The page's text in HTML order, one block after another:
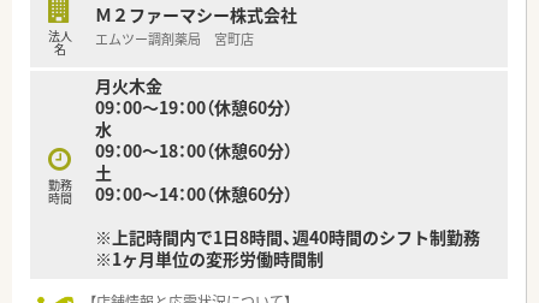
法人
名
Ｍ２ファーマシー株式会社
エムツー調剤薬局 宮町店
勤務
時間
月火木金
09：00～19：00（休憩60分）
水
09：00～18：00（休憩60分）
土
09：00～14：00（休憩60分）
※上記時間内で1日8時間、週40時間のシフト制勤務
※1ヶ月単位の変形労働時間制